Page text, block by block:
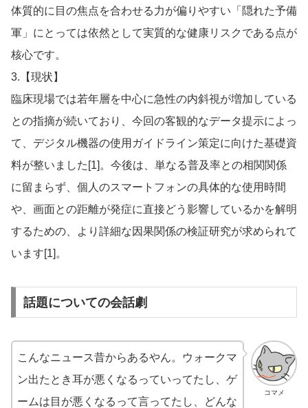
体質的に目の焦点を合わせる力が偏りやすい「隠れた予備
軍」にとっては依然として実質的な健康リスクである点が
核心です。
3.【現状】
臨床現場では若年層を中心に急性の内斜視が増加している
との指摘が続いており、今回の客観的なデータ提示によっ
て、デジタル機器の使用ガイドライン策定に向けた基礎資
料が整いました[1]。今後は、単なる普及率との相関関係
に留まらず、個人のスマートフォンの具体的な使用時間
や、画面との距離が発症に直接どう影響しているかを解明
するための、より詳細な因果関係の検証研究が求められて
います[1]。
話題についての会話劇
コマメ
こんなニュース昔からあるやん。ウォークマ
ン出たとき耳が悪くなるっていってたし、ゲ
ームは目が悪くなるって言ってたし、どんな